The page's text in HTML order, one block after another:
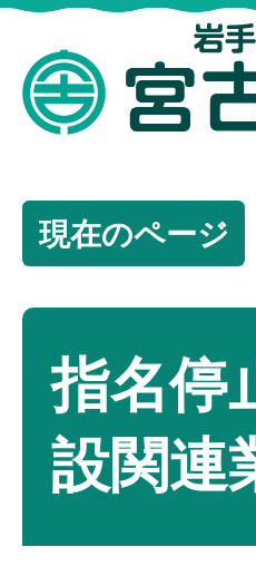
現在のページ
指名停
設関連